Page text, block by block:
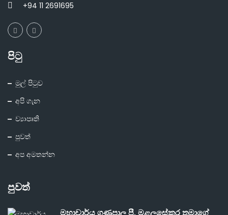
+94 11 2691695
පිටු
මුල් පිටුව
අපි ගැන
ව්‍යාපෘති
පුවත්
අප අමතන්න
පුවත්
මහාචාර්ය ගුණපාල පී. මළලසේකර තුමාගේ